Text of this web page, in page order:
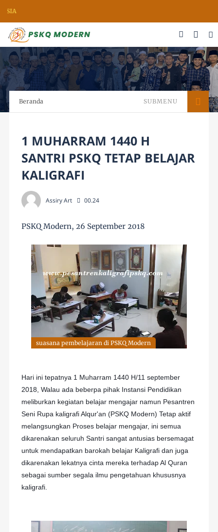
Beranda SUBMENU
1 MUHARRAM 1440 H
SANTRI PSKQ TETAP BELAJAR
KALIGRAFI
Assiry Art 00.24
PSKQ Modern, 26 September 2018
suasana pembelajaran di PSKQ Modern
Hari ini tepatnya 1 Muharram 1440 H/11 september
2018, Walau ada beberpa pihak Instansi Pendidikan
meliburkan kegiatan belajar mengajar namun Pesantren
Seni Rupa kaligrafi Alqur'an (PSKQ Modern) Tetap aktif
melangsungkan Proses belajar mengajar, ini semua
dikarenakan seluruh Santri sangat antusias bersemagat
untuk mendapatkan barokah belajar Kaligrafi dan juga
dikarenakan lekatnya cinta mereka terhadap Al Quran
sebagai sumber segala ilmu pengetahuan khususnya
kaligrafi.